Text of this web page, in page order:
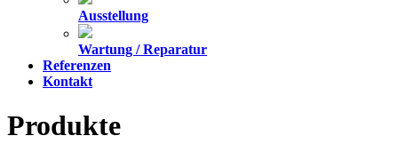
Ausstellung
Wartung / Reparatur
Referenzen
Kontakt
Produkte